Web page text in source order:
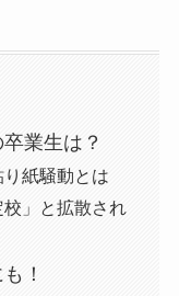
業生は？
紙騒動とは
」と拡散され
！